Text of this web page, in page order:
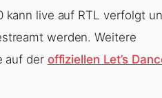
kann live auf RTL verfolgt
werden. Weitere
auf der offiziellen Let’s